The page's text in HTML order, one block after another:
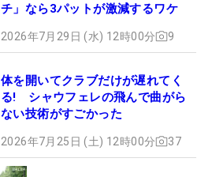
チ」なら3パットが激減するワケ
2026年7月29日 (水) 12時00分 9
体を開いてクラブだけが遅れてく
る! シャウフェレの飛んで曲がら
ない技術がすごかった
2026年7月25日 (土) 12時00分 37